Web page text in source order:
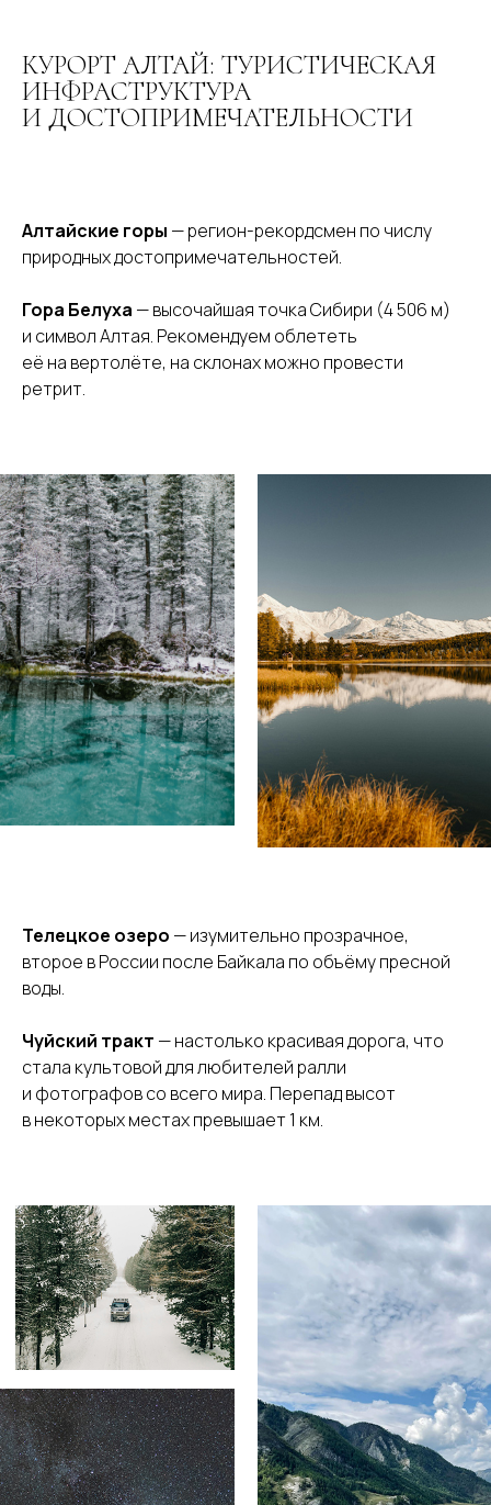
КУРОРТ АЛТАЙ: ТУРИСТИЧЕСКАЯ
ИНФРАСТРУКТУРА
И ДОСТОПРИМЕЧАТЕЛЬНОСТИ
Алтайские горы — регион-рекордсмен по числу
природных достопримечательностей.
Гора Белуха — высочайшая точка Сибири (4 506 м)
и символ Алтая. Рекомендуем облететь
её на вертолёте, на склонах можно провести
ретрит.
Телецкое озеро — изумительно прозрачное,
второе в России после Байкала по объёму пресной
воды.
Чуйский тракт — настолько красивая дорога, что
стала культовой для любителей ралли
и фотографов со всего мира. Перепад высот
в некоторых местах превышает 1 км.